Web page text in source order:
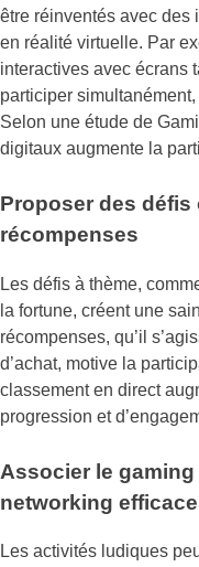
être réinventés avec des
en réalité virtuelle. Par
interactives avec écrans
participer
Selon une étude de
digitaux augmente la
Proposer des
récompenses
Les défis à thème,
la fortune, créent une
récompenses, qu’il
d’achat, motive la
classement en direct
progression et
Associer le
networking
Les activités ludiques